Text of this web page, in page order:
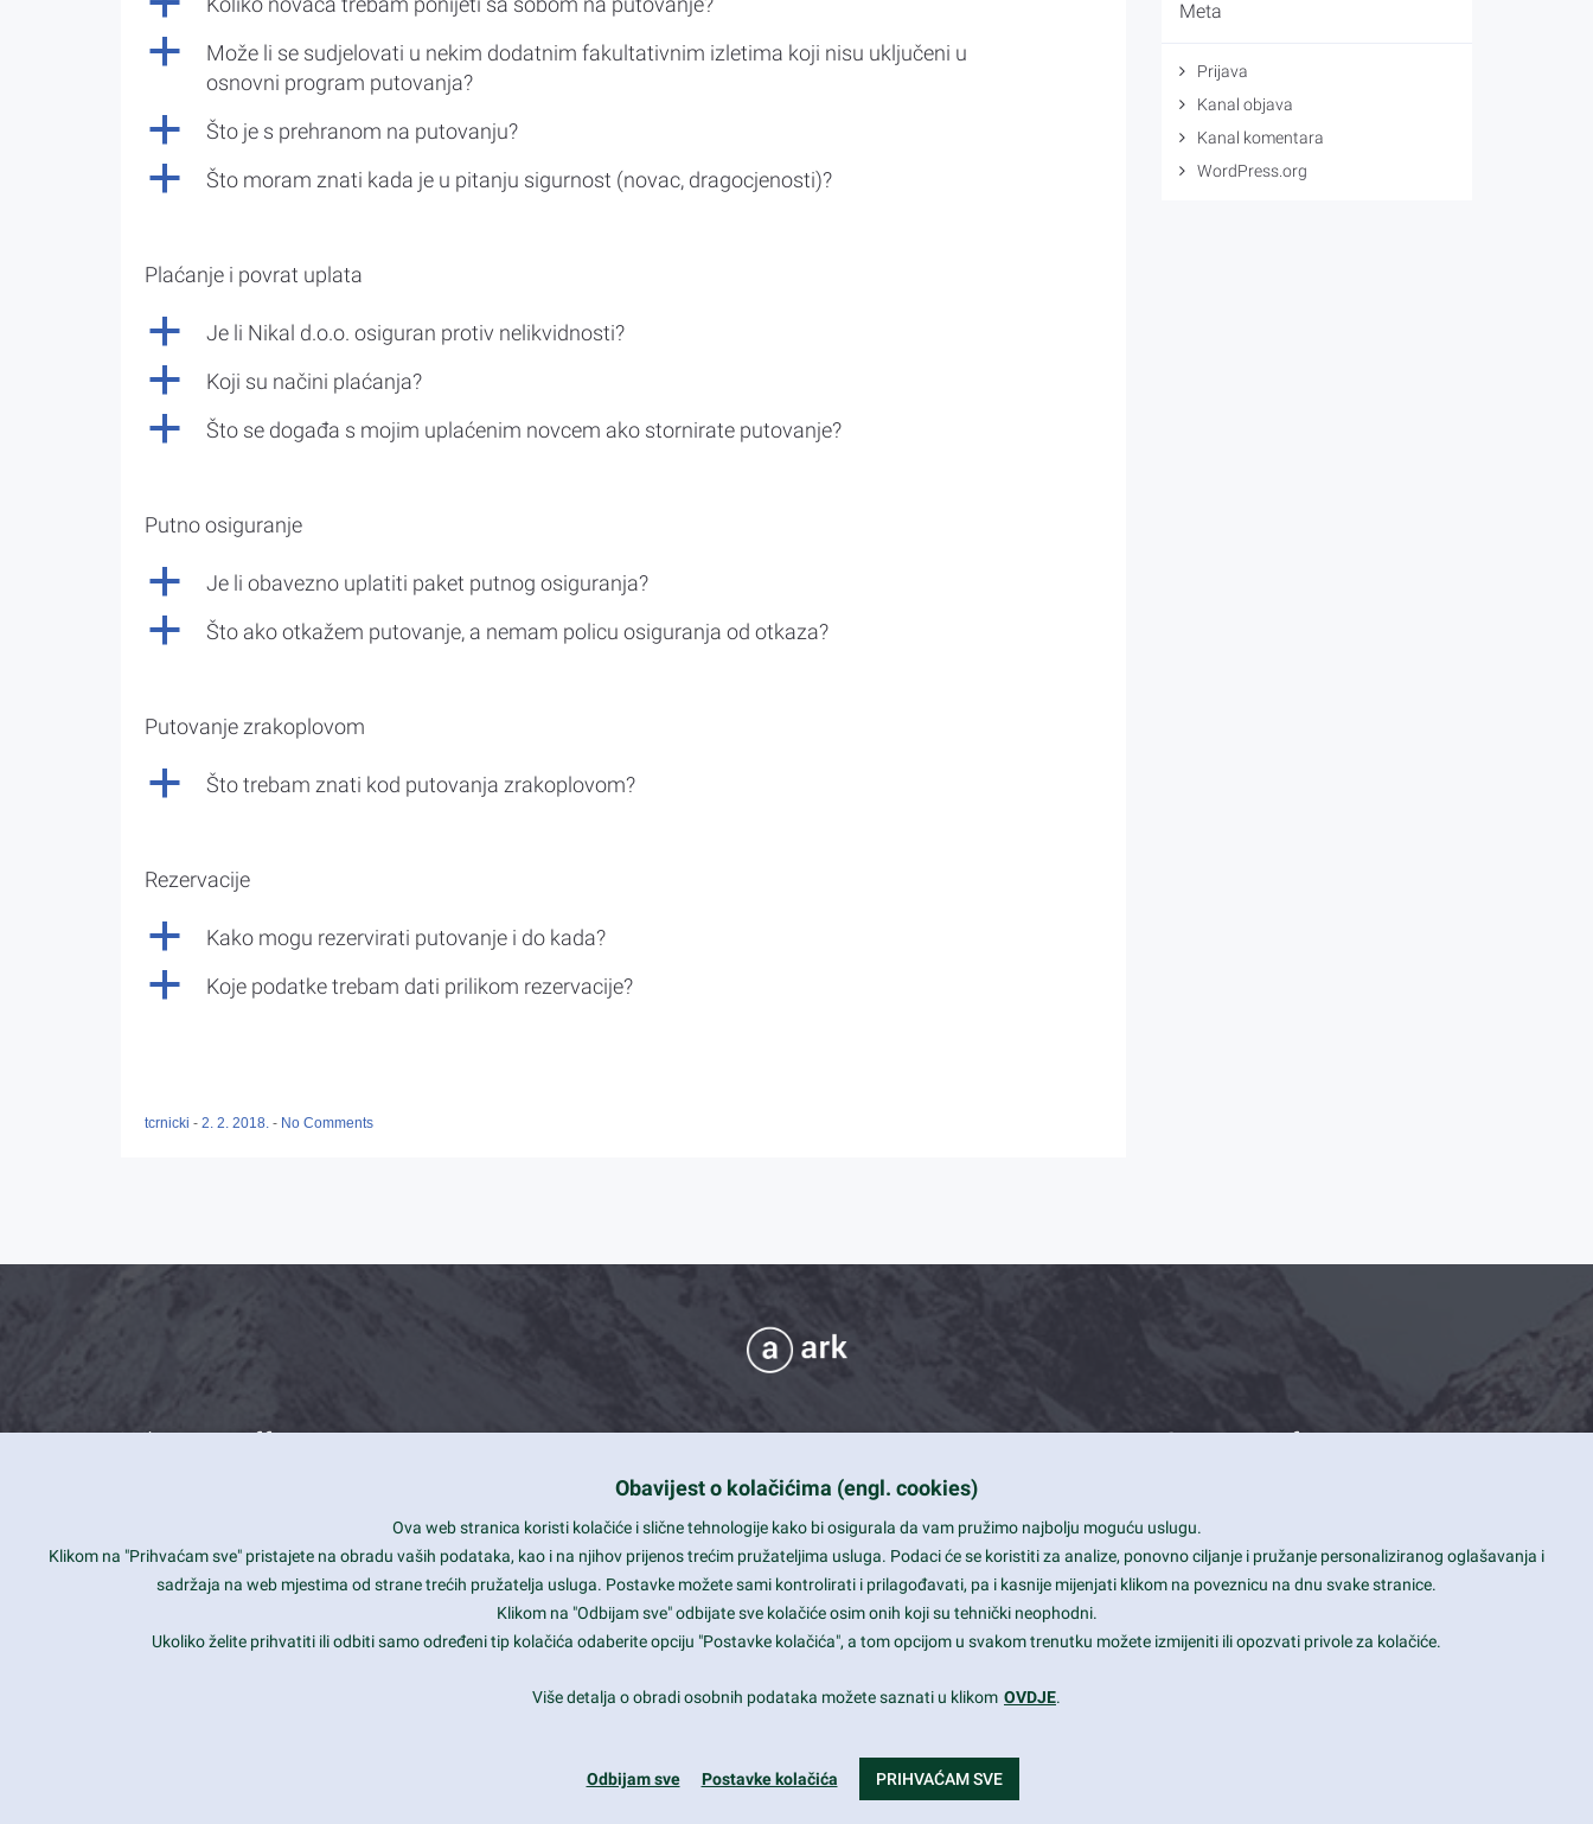
a
Može li se sudjelovati u nekim dodatnim fakultativnim izletima koji nisu uključeni u
osnovni program putovanja?
a Što je s prehranom na putovanju?
a Što moram znati kada je u pitanju sigurnost (novac, dragocjenosti)?
Plaćanje i povrat uplata
a Je li Nikal d.o.o. osiguran protiv nelikvidnosti?
a Koji su načini plaćanja?
a Što se događa s mojim uplaćenim novcem ako stornirate putovanje?
Putno osiguranje
a Je li obavezno uplatiti paket putnog osiguranja?
a Što ako otkažem putovanje, a nemam policu osiguranja od otkaza?
Putovanje zrakoplovom
a Što trebam znati kod putovanja zrakoplovom?
Rezervacije
a Kako mogu rezervirati putovanje i do kada?
a Koje podatke trebam dati prilikom rezervacije?
tcrnicki - 2. 2. 2018. - No Comments
Meta
Prijava
Kanal objava
Kanal komentara
WordPress.org
What we offer
Is your website user friendly?
Ark offers weekly stunning designs.
Why our customers love Ark?
Smart and beautiful design
Unlimited Eelements
Mobile ready
Contact Info
View, CA 94043
+1 650-253-0000
Daily: 9:00 am - 6:00 pm
Obavijest o kolačićima (engl. cookies)
Ova web stranica koristi kolačiće i slične tehnologije kako bi osigurala da vam pružimo najbolju moguću uslugu.
Klikom na "Prihvaćam sve" pristajete na obradu vaših podataka, kao i na njihov prijenos trećim pružateljima usluga. Podaci će se koristiti za analize, ponovno ciljanje i pružanje personaliziranog oglašavanja i
sadržaja na web mjestima od strane trećih pružatelja usluga. Postavke možete sami kontrolirati i prilagođavati, pa i kasnije mijenjati klikom na poveznicu na dnu svake stranice.
Klikom na "Odbijam sve" odbijate sve kolačiće osim onih koji su tehnički neophodni.
Ukoliko želite prihvatiti ili odbiti samo određeni tip kolačića odaberite opciju "Postavke kolačića", a tom opcijom u svakom trenutku možete izmijeniti ili opozvati privole za kolačiće.
Više detalja o obradi osobnih podataka možete saznati u klikom OVDJE.
Odbijam sve Postavke kolačića PRIHVAĆAM SVE